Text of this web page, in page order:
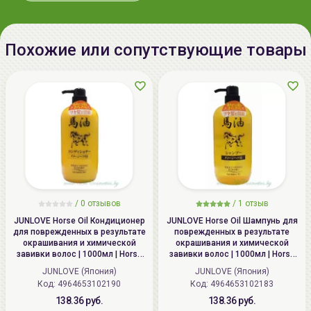
После принятия душа, на влажную, но не мокрую
кожу, нанести небольшое количество масла и
Масло таже можно применять на чистую, сухую
Уход за ногтями рук и ног
Нанесите на ногти 1-2 капли масла и нежно
помассируйте. Масло со временем сделает ногти
прочнее, защитит их от внешних негативных
Наибольшего эффекта можно достичь используя
комплексно средства серии
Dr.ARGANиDr.CAMUCAMU отthe SKIN HOUSE.
Похожие или сопутствующие товары
/ 0 отзывов
JUNLOVE Horse Oil Кондиционер
для поврежденных в результате
окрашивания и химической
завивки волос | 1000мл | Horse
Oil Conditioner
JUNLOVE (Япония)
Код: 4964653102190
138.36 руб.
/ 1 отзыв
JUNLOVE Horse Oil Шампунь для
поврежденных в результате
окрашивания и химической
завивки волос | 1000мл | Horse
Oil Shampoo
JUNLOVE (Япония)
Код: 4964653102183
138.36 руб.